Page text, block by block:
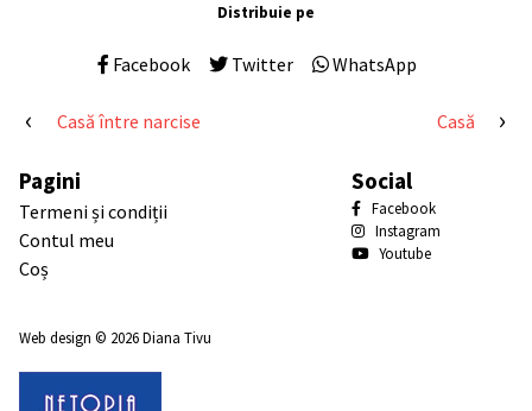
Distribuie pe
Facebook Twitter WhatsApp
Navigare
în
articole
Casă
Casă între narcise
Pagini
Termeni și condiții
Contul meu
Coș
Social
Facebook
Instagram
Youtube
Web design © 2026Diana Tivu